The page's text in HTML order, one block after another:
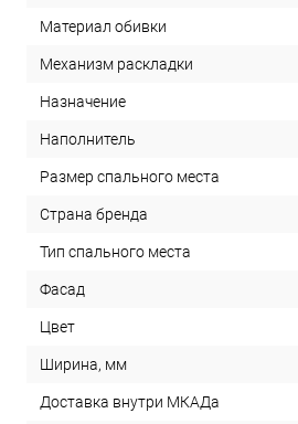
Материал обивки
Механизм раскладки
Назначение
Наполнитель
Размер спального места
Страна бренда
Тип спального места
Фасад
Цвет
Ширина, мм
Доставка внутри МКАДа